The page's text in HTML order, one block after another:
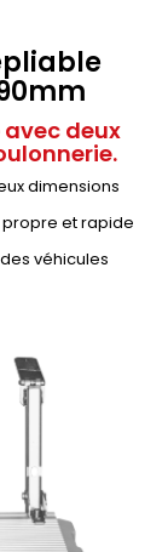
deux
dimensions
propre et rapide
véhicules